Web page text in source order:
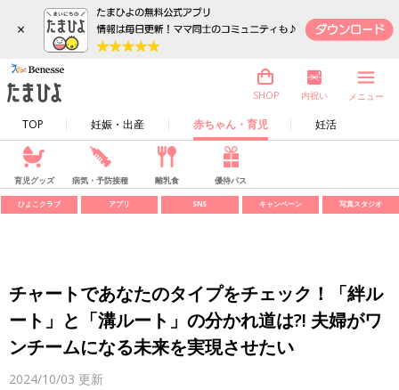
×
TOP 妊娠・出産 赤ちゃん・育児 妊活
SHOP 内祝い メニュー
育児グッズ 病気・予防接種 離乳食 優待パス
ひよこクラブ アプリ SNS キャンペーン 写真スタジオ
チャートであなたのタイプをチェック！「絆ル
ート」と「溝ルート」の分かれ道は?! 夫婦がワ
ンチームになる未来を実現させたい
2024/10/03 更新